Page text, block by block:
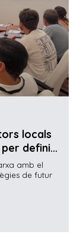
locals
defini...
amb el
de futur